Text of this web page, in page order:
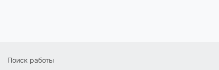
Поиск работы